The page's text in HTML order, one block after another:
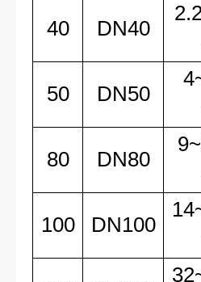
40 DN40
50 DN50
80 DN80
100 DN100